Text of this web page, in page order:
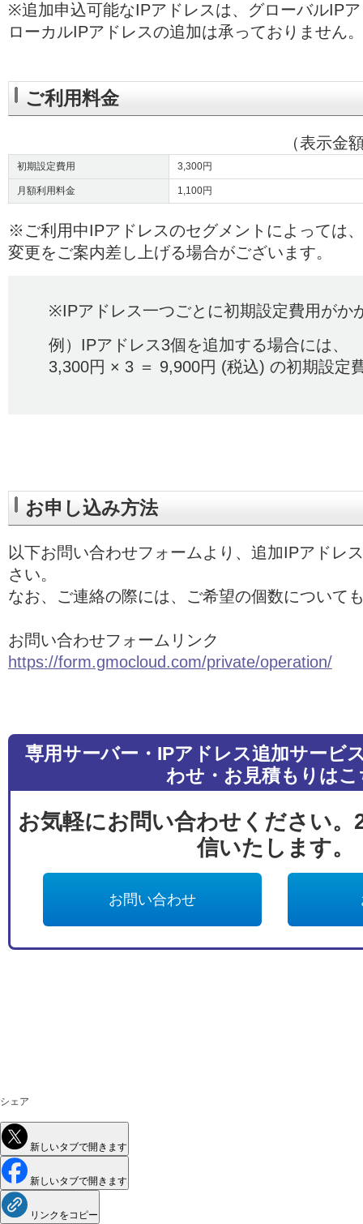
※追加申込可能なIPアドレスは、グローバルIP
ローカルIPアドレスの追加は承っておりません
ご利用料金
（表示金
初期設定費用 3,300円
月額利用料金 1,100円
※ご利用中IPアドレスのセグメントによっては
変更をご案内差し上げる場合がございます。
※IPアドレス一つごとに初期設定費用がか
例）IPアドレス3個を追加する場合には、
3,300円 × 3 ＝ 9,900円 (税込) の初期設定
お申し込み方法
以下お問い合わせフォームより、追加IPアドレ
さい。
なお、ご連絡の際には、ご希望の個数について
お問い合わせフォームリンク
https://form.gmocloud.com/private/operation/
専用サーバー・IPアドレス追加サービ
わせ・お見積もりはこ
お気軽にお問い合わせください。
信いたします。
お問い合わせ
シェア
新しいタブで開きます
新しいタブで開きます
リンクをコピー